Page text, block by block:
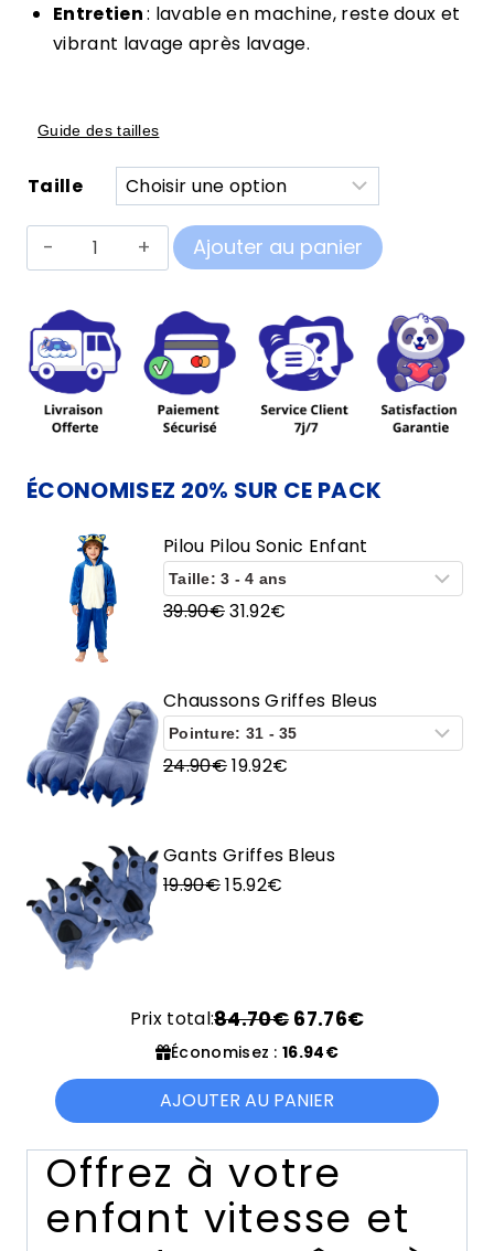
Entretien: lavable en machine, reste doux et
vibrant lavage après lavage.
Guide des tailles
Taille
quantité
de
Pilou
Sonic
Enfant
Ajouter au panier
ÉCONOMISEZ 20% SUR CE PACK
Pilou Pilou Sonic Enfant
39.90€Le
était :
39.90€.
31.92€
est :
31.92€.
Chaussons Griffes Bleus
24.90€Le
était :
24.90€.
19.92€
est :
Gants Griffes Bleus
19.90€Le
15.92€
Prix total:84.70€ 67.76€
Économisez :16.94€
AJOUTER AU PANIER
Offrez à votre
enfant vitesse et